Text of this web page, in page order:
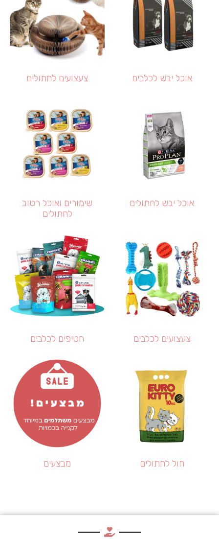
אוכל יבש לכלבים צעצועים לחתולים
אוכל יבש לחתולים
שימורים ואוכל רטוב
לחתולים
צעצועים לכלבים חטיפים לכלבים
חול לחתולים מבצעים